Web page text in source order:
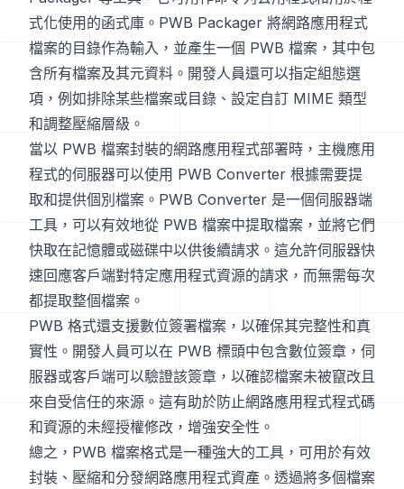
式化使用的函式庫。PWB Packager 將網路應用程式
檔案的目錄作為輸入，並產生一個 PWB 檔案，其中包
含所有檔案及其元資料。開發人員還可以指定組態選
項，例如排除某些檔案或目錄、設定自訂 MIME 類型
和調整壓縮層級。
當以 PWB 檔案封裝的網路應用程式部署時，主機應用
程式的伺服器可以使用 PWB Converter 根據需要提
取和提供個別檔案。PWB Converter 是一個伺服器端
工具，可以有效地從 PWB 檔案中提取檔案，並將它們
快取在記憶體或磁碟中以供後續請求。這允許伺服器快
速回應客戶端對特定應用程式資源的請求，而無需每次
都提取整個檔案。
PWB 格式還支援數位簽署檔案，以確保其完整性和真
實性。開發人員可以在 PWB 標頭中包含數位簽章，伺
服器或客戶端可以驗證該簽章，以確認檔案未被竄改且
來自受信任的來源。這有助於防止網路應用程式程式碼
和資源的未經授權修改，增強安全性。
總之，PWB 檔案格式是一種強大的工具，可用於有效
封裝、壓縮和分發網路應用程式資產。透過將多個檔案